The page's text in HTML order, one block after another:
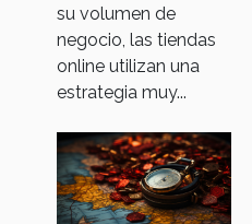
su volumen de
negocio, las tiendas
online utilizan una
estrategia muy...